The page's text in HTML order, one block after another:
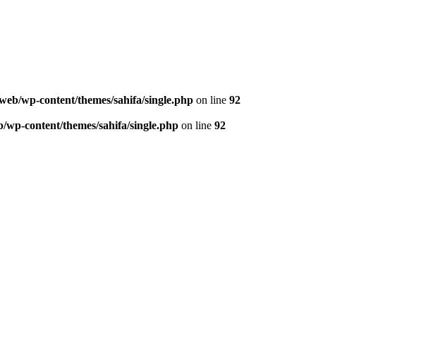
wp-content/themes/sahifa/single.php on line 92
wp-content/themes/sahifa/single.php on line 92